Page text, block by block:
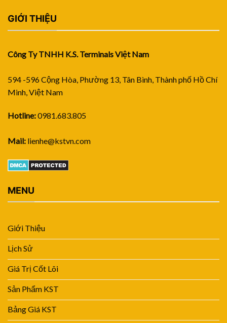
GIỚI THIỆU
Công Ty TNHH K.S. Terminals Việt Nam
594 -596 Cộng Hòa, Phường 13, Tân Bình, Thành phố Hồ Chí
Minh, Việt Nam
Hotline:0981.683.805
Mail: lienhe@kstvn.com
MENU
Giới Thiệu
Lịch Sử
Giá Trị Cốt Lõi
Sản Phẩm KST
Bảng Giá KST